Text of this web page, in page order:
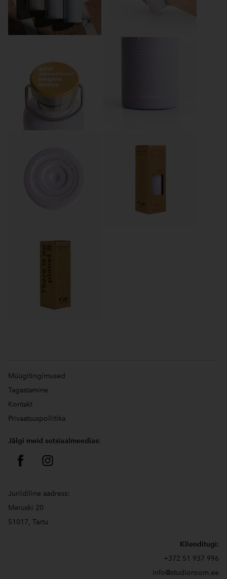
Müügitingimused
Tagastamine
Kontakt
Privaatsuspoliitika
Jälgi meid sotsiaalmeedias:
Juriidiline aadress:
Meruski 20
51017, Tartu
Klienditugi:
+372 51 937 996
info@studioroom.ee